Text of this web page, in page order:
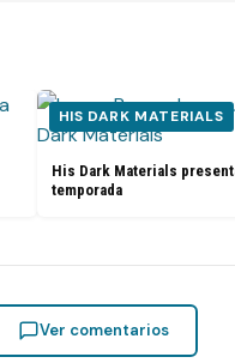
HIS DARK MATERIALS
His Dark Materials
temporada
Ver comentarios